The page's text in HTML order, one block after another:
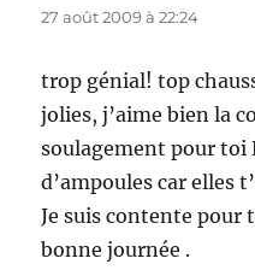
27 août 2009 à 22:24
trop génial! top
jolies, j’aime bien la
soulagement pour toi
d’ampoules car elles
Je suis contente pour
bonne journée .